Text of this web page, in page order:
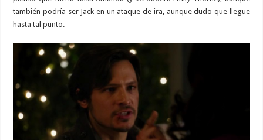
también podría ser Jack en un ataque de ira, aunque dudo que llegue
hasta tal punto.